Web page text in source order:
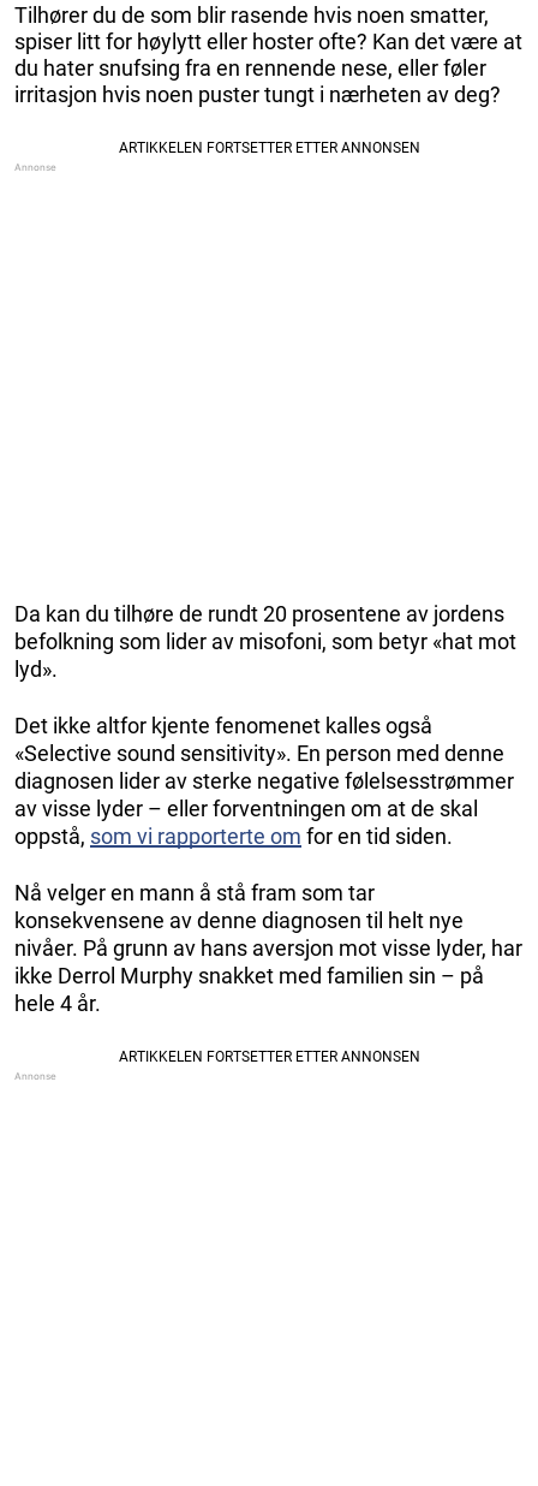
Tilhører du de som blir rasende hvis noen smatter,
spiser litt for høylytt eller hoster ofte? Kan det være at
du hater snufsing fra en rennende nese, eller føler
irritasjon hvis noen puster tungt i nærheten av deg?
Da kan du tilhøre de rundt 20 prosentene av jordens
befolkning som lider av misofoni, som betyr «hat mot
lyd».
Det ikke altfor kjente fenomenet kalles også
«Selective sound sensitivity». En person med denne
diagnosen lider av sterke negative følelsesstrømmer
av visse lyder – eller forventningen om at de skal
oppstå, som vi rapporterte om for en tid siden.
Nå velger en mann å stå fram som tar
konsekvensene av denne diagnosen til helt nye
nivåer. På grunn av hans aversjon mot visse lyder, har
ikke Derrol Murphy snakket med familien sin – på
hele 4 år.